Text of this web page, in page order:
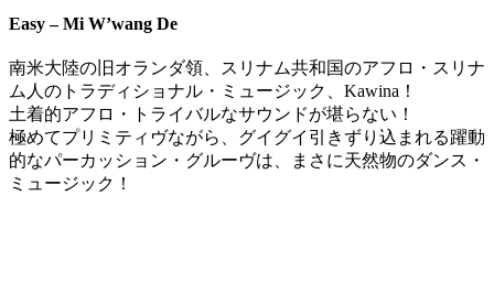
Easy – Mi W’wang De
南米大陸の旧オランダ領、スリナム共和国のアフロ・スリナ
ム人のトラディショナル・ミュージック、Kawina！
土着的アフロ・トライバルなサウンドが堪らない！
極めてプリミティヴながら、グイグイ引きずり込まれる躍動
的なパーカッション・グルーヴは、まさに天然物のダンス・
ミュージック！